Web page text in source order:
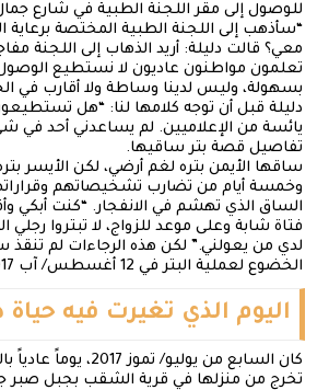
للوصول إلى مقر اللجنة الطبية في شارع
“سأذهب إلى اللجنة الطبية المختصة
معي؟ قالت دليلة: أريد الذهاب إلى اللجنة
تعلمون مواطنون عاديون لا نستطيع
بسهولة، وليس لدينا وساطة ولا أقارب في
دليلة قبل أن توجه كلامها لنا: “هل
يائسة من الإعلاميين. لم يساعدني أحد في
تفاصيل قصة بتر ساقيها.
ساقها الأيمن بتره لغم أرضي، لكن الأيسر
وخمسة أيام من تضارب تشخيصاتهم
الساق الذي تهشم في الانفجار. “كنت أبكي
فتاة شابة وعلى موعد للزواج، لا تبتروا رجلي
لدي من يعولني.” لكن هذه الرجاءات لم تنقذ
الخضوع لعملية البتر في 12 أغسطس/ آب 2017
اليوم الذي تغيرت فيه حياة
كان السابع من يوليو/
تخرج من منزلها في قرية الشقب بجبل صبر